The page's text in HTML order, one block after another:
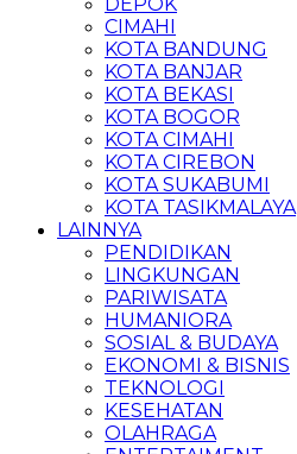
CIMAHI
KOTA BANDUNG
KOTA BANJAR
KOTA BEKASI
KOTA BOGOR
KOTA CIMAHI
KOTA CIREBON
KOTA SUKABUMI
KOTA TASIKMALAYA
LAINNYA
PENDIDIKAN
LINGKUNGAN
PARIWISATA
HUMANIORA
SOSIAL & BUDAYA
EKONOMI & BISNIS
TEKNOLOGI
KESEHATAN
OLAHRAGA